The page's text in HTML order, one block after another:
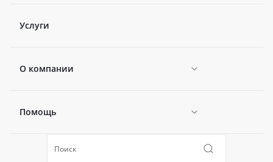
Услуги
О компании
Новости
Политика конфиденциальности
Помощь
Коллекции